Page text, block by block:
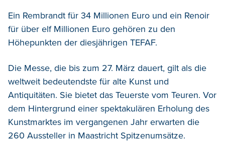
Ein Rembrandt für 34 Millionen Euro und ein Renoir
für über elf Millionen Euro gehören zu den
Höhepunkten der diesjährigen TEFAF.
Die Messe, die bis zum 27. März dauert, gilt als die
weltweit bedeutendste für alte Kunst und
Antiquitäten. Sie bietet das Teuerste vom Teuren. Vor
dem Hintergrund einer spektakulären Erholung des
Kunstmarktes im vergangenen Jahr erwarten die
260 Aussteller in Maastricht Spitzenumsätze.